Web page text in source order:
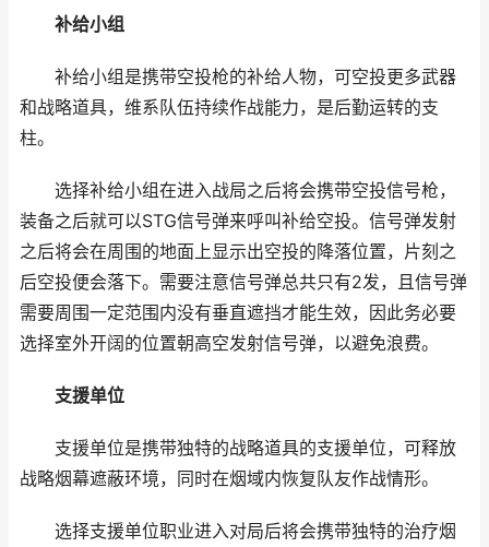
补给小组
补给小组是携带空投枪的补给人物，可空投更多武器
和战略道具，维系队伍持续作战能力，是后勤运转的支
柱。
选择补给小组在进入战局之后将会携带空投信号枪，
装备之后就可以STG信号弹来呼叫补给空投。信号弹发射
之后将会在周围的地面上显示出空投的降落位置，片刻之
后空投便会落下。需要注意信号弹总共只有2发，且信号弹
需要周围一定范围内没有垂直遮挡才能生效，因此务必要
选择室外开阔的位置朝高空发射信号弹，以避免浪费。
支援单位
支援单位是携带独特的战略道具的支援单位，可释放
战略烟幕遮蔽环境，同时在烟域内恢复队友作战情形。
选择支援单位职业进入对局后将会携带独特的治疗烟